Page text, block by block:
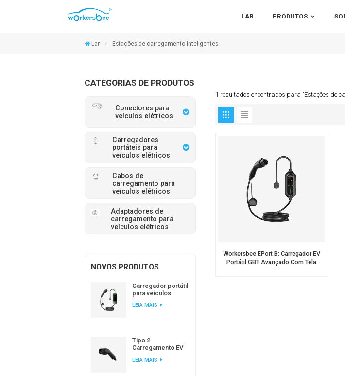
LAR PRODUTOS
Lar Estações de carregamento inteligentes
CATEGORIAS DE PRODUTOS
Conectores para
veículos elétricos
Carregadores
portáteis para
veículos elétricos
Cabos de
carregamento para
veículos elétricos
Adaptadores de
carregamento para
veículos elétricos
NOVOS PRODUTOS
Carregador portátil
para veículos
Workersbee IEC
LEIA MAIS
Tipo 2
Carregamento EV
EV Plug Fabricante
LEIA MAIS
1 resultados encontrados para "Estações de
Workersbee EPort B: Carregador EV
Portátil GBT Avançado Com Tela